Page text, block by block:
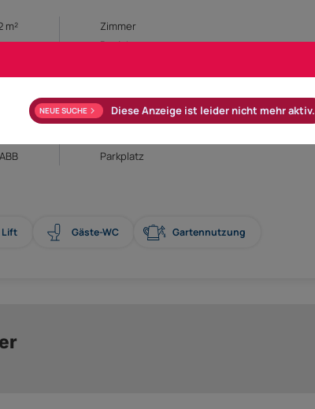
m² Zimmer
Baujahr
Keller
Verfügbar ab
Parkplatz
Lift Gäste-WC Gartennutzung
NEUE SUCHE Diese Anzeige ist leider nicht mehr aktiv.